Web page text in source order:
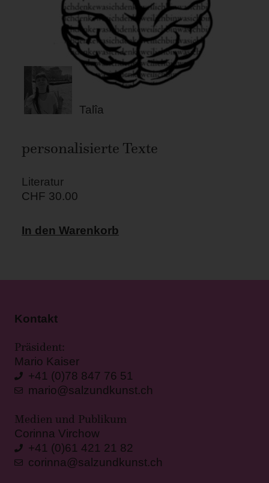
Talîa
personalisierte Texte
Literatur
CHF 30.00
In den Warenkorb
Kontakt
Präsident:
Mario Kaiser
+41 (0)78 847 76 51
mario@salzundkunst.ch
Medien und Publikum
Corinna Virchow
+41 (0)61 421 21 82
corinna@salzundkunst.ch